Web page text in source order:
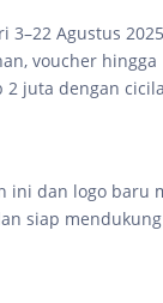
3–22 Agustus
voucher hingga
juta dengan
ini dan logo baru
siap